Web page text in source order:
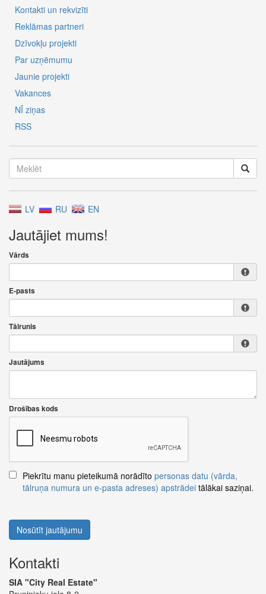
Kontakti un rekvizīti
Reklāmas partneri
Dzīvokļu projekti
Par uzņēmumu
Jaunie projekti
Vakances
NĪ ziņas
RSS
LV RU EN
Jautājiet mums!
Vārds
E-pasts
Tālrunis
Jautājums
Drošības kods
Piekrītu manu pieteikumā norādīto personas datu (vārda,
tālruņa numura un e-pasta adreses) apstrādei tālākai saziņai.
Nosūtīt jautājumu
Kontakti
SIA "City Real Estate"